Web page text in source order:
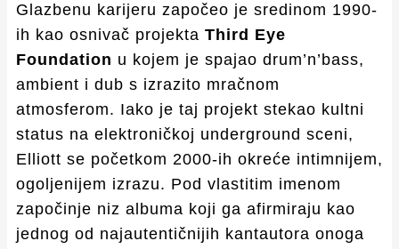
Glazbenu karijeru započeo je sredinom 1990-
ih kao osnivač projekta Third Eye
Foundation u kojem je spajao drum’n’bass,
ambient i dub s izrazito mračnom
atmosferom. Iako je taj projekt stekao kultni
status na elektroničkoj underground sceni,
Elliott se početkom 2000-ih okreće intimnijem,
ogoljenijem izrazu. Pod vlastitim imenom
započinje niz albuma koji ga afirmiraju kao
jednog od najautentičnijih kantautora onoga